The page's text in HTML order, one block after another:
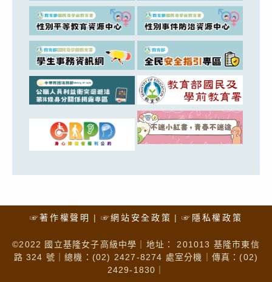
☞著作權聲明 ☞網站安全政策 ☞隱私權政策
©2022 國立基隆女子高級中學｜地址： 201013 基隆市東信
路 324 號｜總機：(02) 2427-8274 處室分機｜傳真：(02)
2429-1830｜